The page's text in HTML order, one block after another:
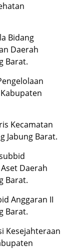
Bidang
Daerah
Barat.
Kecamatan
Jabung Barat.
Daerah
Barat.
Anggaran II
Barat.
Kesejahteraan